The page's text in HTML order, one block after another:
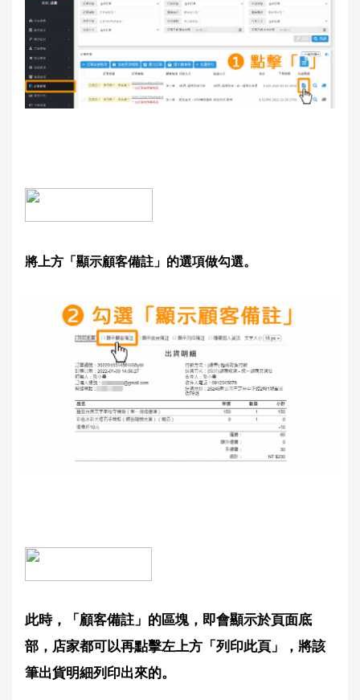
將上方「顯示顧客備註」的選項做勾選。
此時，「顧客備註」的區塊，即會顯示於頁面底
部，店家都可以再點擊左上方「列印此頁」，將該
筆出貨明細列印出來的。